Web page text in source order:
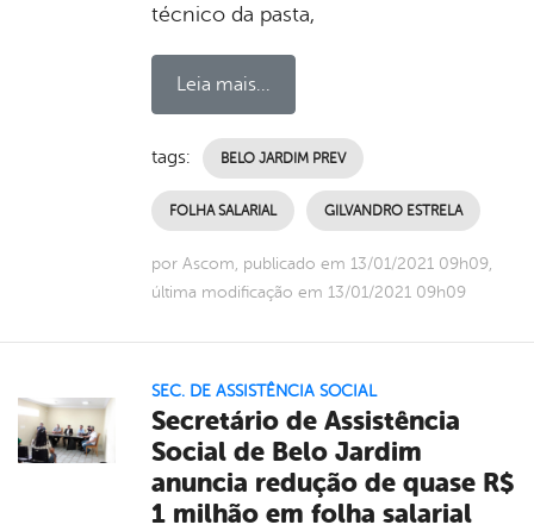
técnico da pasta,
Leia mais...
tags: BELO JARDIM PREV
FOLHA SALARIAL GILVANDRO ESTRELA
por Ascom, publicado em 13/01/2021 09h09,
última modificação em 13/01/2021 09h09
SEC. DE ASSISTÊNCIA SOCIAL
Secretário de Assistência
Social de Belo Jardim
anuncia redução de quase R$
1 milhão em folha salarial